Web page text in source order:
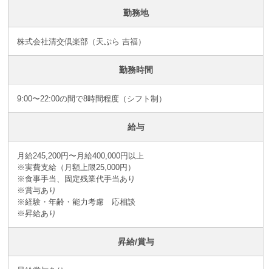
勤務地
株式会社清交倶楽部（天ぷら 吉福）
勤務時間
9:00〜22:00の間で8時間程度（シフト制）
給与
月給245,200円〜月給400,000円以上
※実費支給（月額上限25,000円）
※食事手当、固定残業代手当あり
※賞与あり
※経験・年齢・能力考慮 応相談
※昇給あり
昇給/賞与